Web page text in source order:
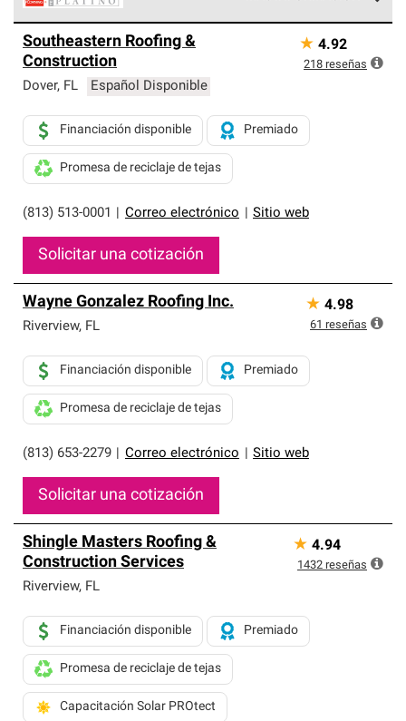
Corning constituyen el nivel superior de nuestra red
exclusiva y cumplen con estándares estrictos de
profesionalismo, confiabilidad y destreza incomparable.
sistemas de techos.
Southeastern Roofing &
Construction
Dover, FL Español Disponible
(813) 513-0001 Correo electrónico Sitio web
Financiación disponible Premiado
Promesa de reciclaje de tejas
Solicitar una cotización
★ 4.92
218 reseñas
Wayne Gonzalez Roofing Inc.
Riverview, FL
(813) 653-2279 Correo electrónico Sitio web
Financiación disponible Premiado
Promesa de reciclaje de tejas
Solicitar una cotización
★ 4.98
61 reseñas
Shingle Masters Roofing &
Construction Services
Riverview, FL
Financiación disponible Premiado
Promesa de reciclaje de tejas
Capacitación Solar PROtect
★ 4.94
1432 reseñas